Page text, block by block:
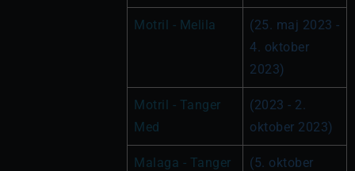
Motril - Melila
(25. maj 2023 -
4. oktober
2023)
Motril - Tanger
Med
(2023 - 2.
oktober 2023)
Malaga - Tanger
(5. oktober